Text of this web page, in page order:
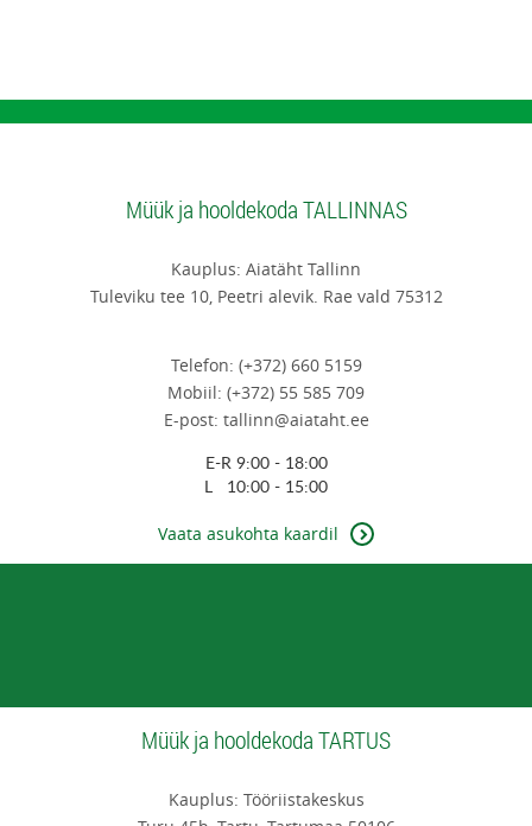
Müük ja hooldekoda TALLINNAS
Kauplus: Aiatäht Tallinn
Tuleviku tee 10, Peetri alevik. Rae vald 75312
Telefon: (+372) 660 5159
Mobiil: (+372) 55 585 709
E-post: tallinn@aiataht.ee
E-R 9:00 - 18:00
L 10:00 - 15:00
Vaata asukohta kaardil
Müük ja hooldekoda TARTUS
Kauplus: Tööriistakeskus